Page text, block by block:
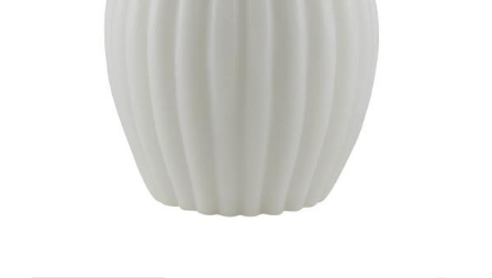
Levanger - Magneten
Moafjæra 14, 7606 Levanger